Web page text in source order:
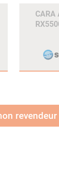
CARA
revendeur